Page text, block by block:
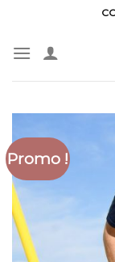
content
Promo !